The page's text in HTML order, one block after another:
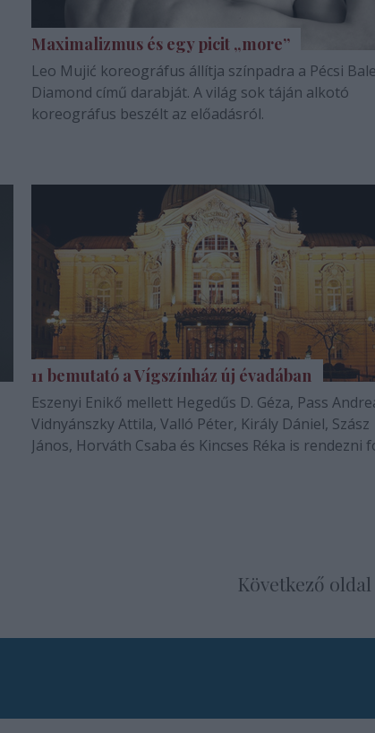
Maximalizmus és egy picit „more”
Leo Mujić koreográfus állítja színpadra a Pécsi
Diamond című darabját. A világ sok táján alkotó
koreográfus beszélt az előadásról.
11 bemutató a Vígszínház új évadában
Eszenyi Enikő mellett Hegedűs D. Géza, Pass
Vidnyánszky Attila, Valló Péter, Király Dániel, Szász
János, Horváth Csaba és Kincses Réka is rendezni
Következő oldal